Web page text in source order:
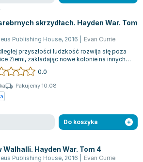
skrzydłach. Hayden War. Tom
Publishing House, 2016
Evan Currie
przyszłości ludzkość rozwija się poza
Ziemi, zakładając nowe kolonie na innych
oraz wykorzystując sur...
0.0
Pakujemy 10.08
Do koszyka
Walhalli. Hayden War. Tom 4
Publishing House, 2016 Evan Currie